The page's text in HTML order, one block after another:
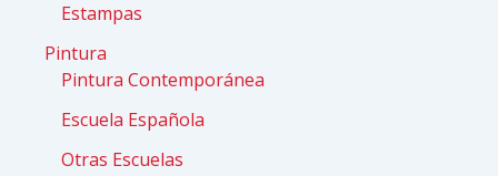
Estampas
Pintura
Pintura Contemporánea
Escuela Española
Otras Escuelas